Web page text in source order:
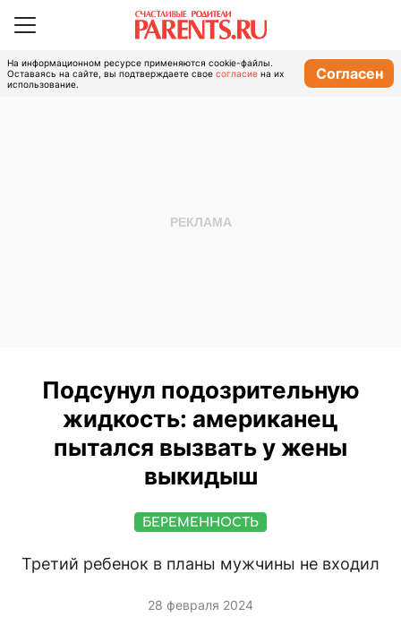
На информационном ресурсе применяются cookie-файлы.
Оставаясь на сайте, вы подтверждаете свое согласие на их
использование.
Согласен
Подсунул подозрительную
жидкость: американец
пытался вызвать у жены
выкидыш
БЕРЕМЕННОСТЬ
Третий ребенок в планы мужчины не входил
28 февраля 2024